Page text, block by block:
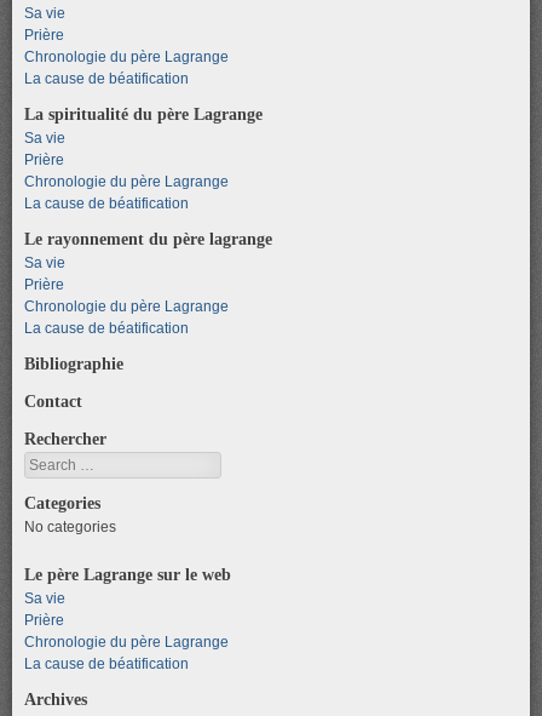
Sa vie
Prière
Chronologie du père Lagrange
La cause de béatification
La spiritualité du père Lagrange
Sa vie
Prière
Chronologie du père Lagrange
La cause de béatification
Le rayonnement du père lagrange
Sa vie
Prière
Chronologie du père Lagrange
La cause de béatification
Bibliographie
Contact
Rechercher
Search
Categories
No categories
Le père Lagrange sur le web
Sa vie
Prière
Chronologie du père Lagrange
La cause de béatification
Archives